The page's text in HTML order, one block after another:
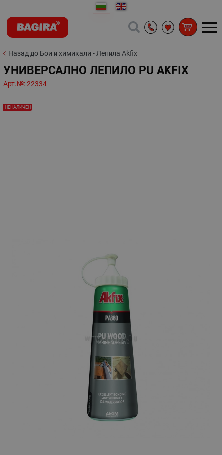
Назад до Бои и химикали - Лепила Akfix
УНИВЕРСАЛНО ЛЕПИЛО PU AKFIX
Арт.№:22334
НЕНАЛИЧЕН